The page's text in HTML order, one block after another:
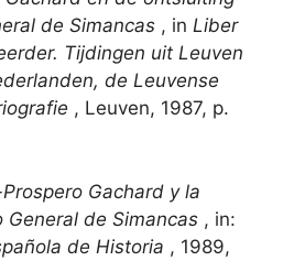
de Simancas , in Liber
Tijdingen uit Leuven
de Leuvense
, Leuven, 1987, p.
Gachard y la
de Simancas , in:
de Historia , 1989,